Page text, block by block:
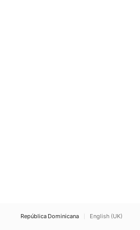
República Dominicana English (UK)